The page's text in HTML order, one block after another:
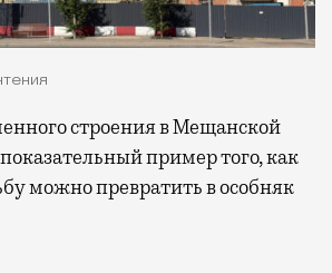
пример того, как
можно превратить в особняк